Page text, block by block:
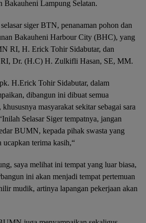
Bakauheni Lampung Selatan.
siger BTN, penanaman pohon dan
Bakauheni Harbour City (BHC), yang
RI, H. Erick Tohir Sidabutar, dan
RI, Dr. (H.C) H. Zulkifli Hasan, SE, MM.
H.Erick Tohir Sidabutar, dalam
dibangun ini dibuat semua
masyarakat sekitar sebagai sara
Selasar Siger tempatnya, jangan
BUMN, kepada pihak swasta yang
ucapkan terima kasih,“
saya melihat ini tempat yang luar biasa,
ini akan menjadi tempat pertemuan
mudik, artinya lapangan pekerjaan akan